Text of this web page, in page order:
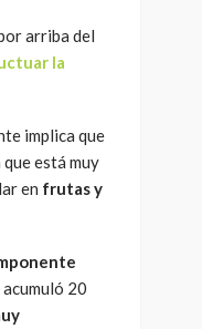
arriba del
la
implica que
que está muy
en frutas y
20